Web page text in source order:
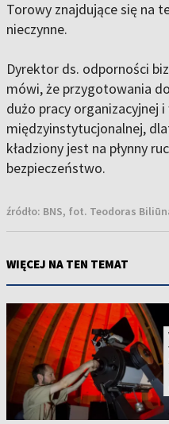
Torowy znajdujące się na
nieczynne.
Dyrektor ds. odporności
mówi, że przygotowania
dużo pracy organizacyjnej i
międzyinstytucjonalnej,
kładziony jest na płynny
bezpieczeństwo.
źródło: BNS, fot. Teodoras
WIĘCEJ NA TEN TEMAT